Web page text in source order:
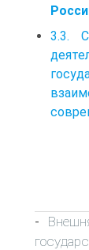
3.3.
-